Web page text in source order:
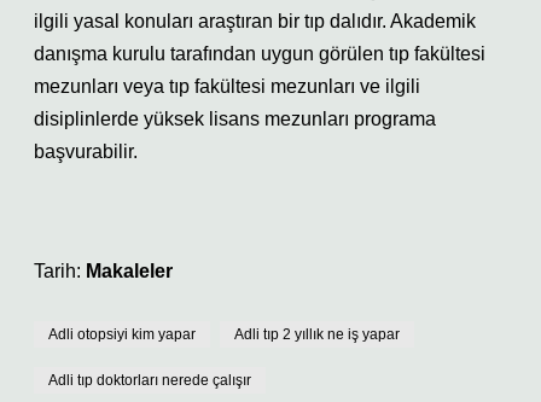
ilgili yasal konuları araştıran bir tıp dalıdır. Akademik
danışma kurulu tarafından uygun görülen tıp fakültesi
mezunları veya tıp fakültesi mezunları ve ilgili
disiplinlerde yüksek lisans mezunları programa
başvurabilir.
Tarih: Makaleler
Adli otopsiyi kim yapar Adli tıp 2 yıllık ne iş yapar
Adli tıp doktorları nerede çalışır